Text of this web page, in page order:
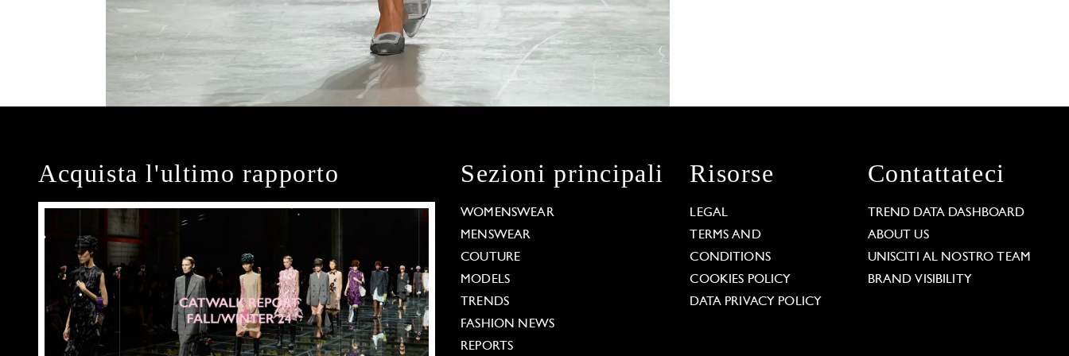
Acquista l'ultimo rapporto Sezioni principali
WOMENSWEAR
MENSWEAR
COUTURE
MODELS
TRENDS
FASHION NEWS
REPORTS
Risorse
LEGAL
TERMS AND
CONDITIONS
COOKIES POLICY
DATA PRIVACY POLICY
Contattateci
TREND DATA DASHBOARD
ABOUT US
UNISCITI AL NOSTRO TEAM
BRAND VISIBILITY